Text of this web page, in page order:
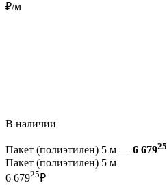
₽/м
В наличии
Пакет (полиэтилен) 5 м — 6 67925
Пакет (полиэтилен) 5 м
6 67925₽